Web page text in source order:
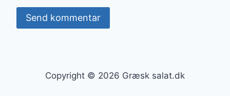
Copyright © 2026 Græsk salat.dk